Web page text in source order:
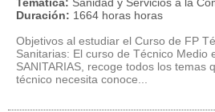
Duración: 1664 horas horas
Objetivos al estudiar el Curso de FP
Sanitarias: El curso de Técnico Medio
SANITARIAS, recoge todos los temas
técnico necesita conoce...